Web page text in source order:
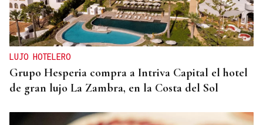
LUJO HOTELERO
Grupo Hesperia compra a Intriva Capital el hotel
de gran lujo La Zambra, en la Costa del Sol